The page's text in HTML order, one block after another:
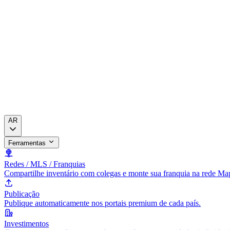
AR
Ferramentas
Redes / MLS / Franquias
Compartilhe inventário com colegas e monte sua franquia na rede
Publicação
Publique automaticamente nos portais premium de cada país.
Investimentos